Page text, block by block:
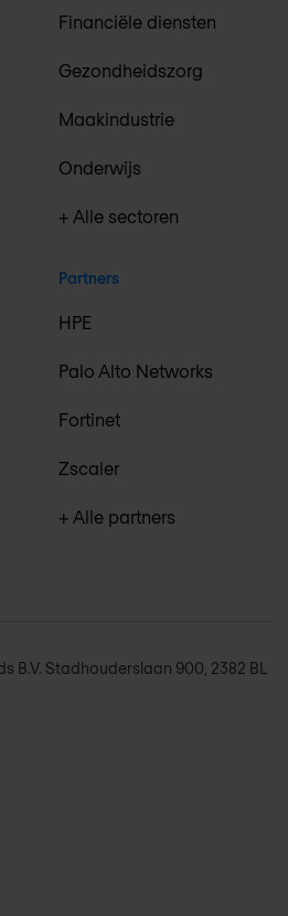
Financiële diensten
Gezondheidszorg
Maakindustrie
Onderwijs
+ Alle sectoren
Partners
HPE
Palo Alto Networks
Fortinet
Zscaler
+ Alle partners
B.V. Stadhouderslaan 900, 2382 BL